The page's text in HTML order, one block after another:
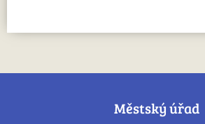
Městský úřad